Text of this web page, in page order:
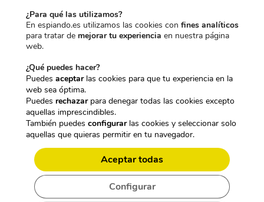
completamente invisibles al ojo humano los cuales se activan
al detectar la ausencia de luz.
Posibilidad de ver imágenes en tiempo real.
Cámara para vehículos (Camión – autobús
– furgoneta – taxi – vehículo agrícola)con
visión nocturna
¿Para qué las utilizamos?
En espiando.es utilizamos las cookies con fines analíticos
para tratar de mejorar tu experiencia en nuestra página
web.
¿Qué puedes hacer?
Puedes aceptarlas cookies para que tu experiencia en la
web sea óptima.
Puedes rechazarpara denegar todas las cookies excepto
aquellas imprescindibles.
También puedes configurarlas cookies y seleccionar solo
aquellas que quieras permitir en tu navegador.
Aceptar todas
Configurar